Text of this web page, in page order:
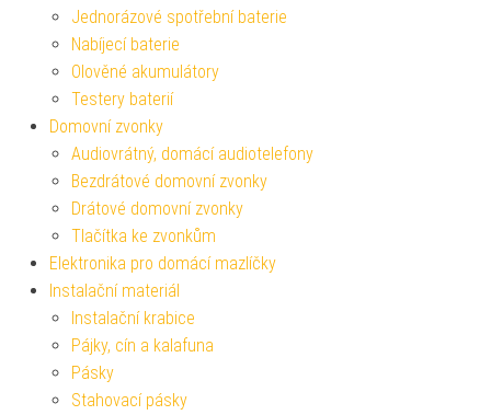
Jednorázové spotřební baterie
Nabíjecí baterie
Olověné akumulátory
Testery baterií
Domovní zvonky
Audiovrátný, domácí audiotelefony
Bezdrátové domovní zvonky
Drátové domovní zvonky
Tlačítka ke zvonkům
Elektronika pro domácí mazlíčky
Instalační materiál
Instalační krabice
Pájky, cín a kalafuna
Pásky
Stahovací pásky